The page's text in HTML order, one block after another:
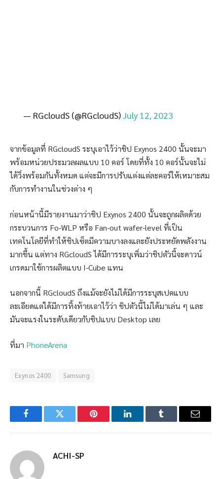
— RGcloudS (@RGcloudS)July 12, 2023
จากข้อมูลที่ RGcloudS ระบุเอาไว้ว่าชิป Exynos 2400 นั้นจะมา
พร้อมหน่วยประมวลผลแบบ 10 คอร์ โดยที่ทั้ง 10 คอร์นั้นจะไม่
ได้วิ่งพร้อมกันทั้งหมด แต่จะมีการปรับแต่งแต่ละคอร์ให้เหมาะสม
กับการทำงานในช่วงต่าง ๆ
ก่อนหน้านี้มีรายงานมาว่าชิป Exynos 2400 นั้นจะถูกผลิตด้วย
กระบวนการ Fo-WLP หรือ Fan-out wafer-level ที่เป็น
เทคโนโลยีที่ทำให้ชิปเซ็ตมีความบางลงและยังประหยัดพลังงาน
มากขึ้น แต่ทาง RGcloudS ได้มีการระบุเพิ่มว่าชิปตัวนี้จะดาวน์
เกรดมาใช้การผลิตแบบ I-Cube แทน
นอกจากนี้ RGcloudS ถึงแม้จะยังไม่ได้มีการระบุสเปคแบบ
ละเอียดแต่ได้มีการทิ้งท้ายเอาไว้ว่า ชิปตัวนี้ไม่ได้มาเล่น ๆ และ
มันจะแรงในระดับเดียวกับชิปแบบ Desktop เลย
ที่มา PhoneArena
Exynos 2400 Samsung
FacebookTwitter Pinterest LinkedInTumblr Email
ACHI-SP